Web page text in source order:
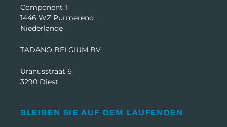
Component 1
1446 WZ Purmerend
Niederlande
TADANO BELGIUM BV
Uranusstraat 6
3290 Diest
BLEIBEN SIE AUF DEM LAUFENDEN